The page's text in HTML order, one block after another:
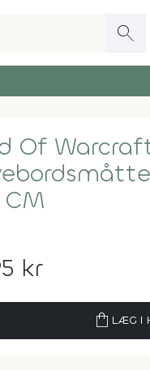
search
Of
kr
shopping_bag LÆG I